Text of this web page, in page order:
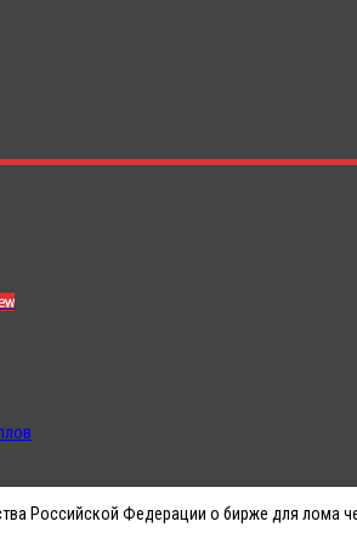
Российской Федерации о бирже для лома